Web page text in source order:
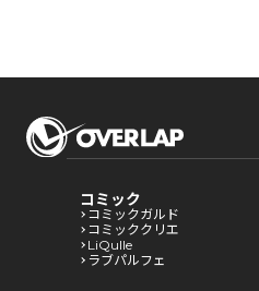
コミック
コミックガルド
コミッククリエ
LiQulle
ラブパルフェ